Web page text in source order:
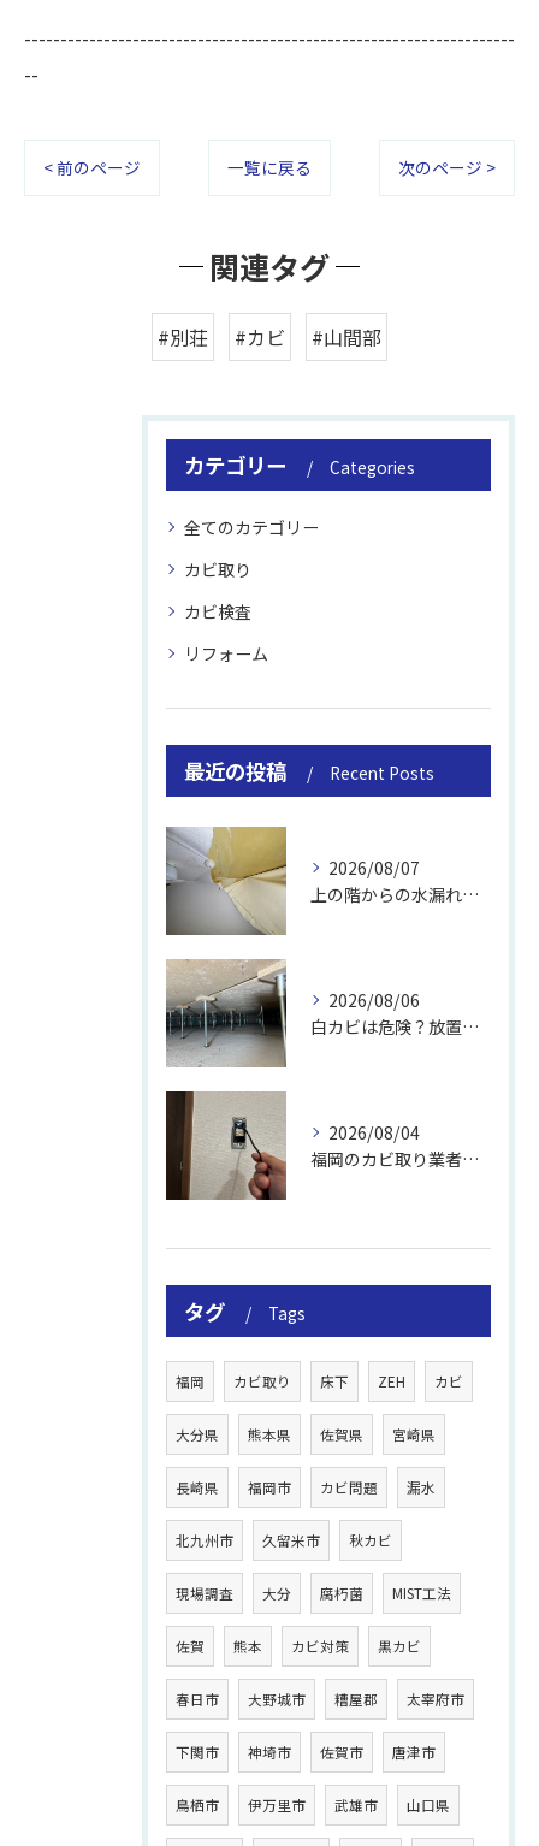
--------------------------------------------------------------------
--
< 前のページ 一覧に戻る 次のページ >
関連タグ
#別荘 #カビ #山間部
カテゴリー Categories
全てのカテゴリー
カビ取り
カビ検査
リフォーム
最近の投稿 Recent Posts
2026/08/07
上の階からの水漏れでカビ｜対処法と業者
2026/08/06
白カビは危険？放置のリスクと取り方
2026/08/04
福岡のカビ取り業者おすすめの選び方と費用
タグ Tags
福岡 カビ取り 床下 ZEH カビ
大分県 熊本県 佐賀県 宮崎県
長崎県 福岡市 カビ問題 漏水
北九州市 久留米市 秋カビ
現場調査 大分 腐朽菌 MIST工法
佐賀 熊本 カビ対策 黒カビ
春日市 大野城市 糟屋郡 太宰府市
下関市 神埼市 佐賀市 唐津市
鳥栖市 伊万里市 武雄市 山口県